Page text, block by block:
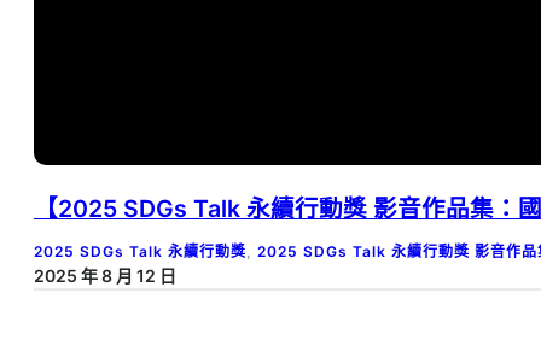
【2025 SDGs Talk 永續行動獎 影音作品集：
2025 SDGs Talk 永續行動獎, 2025 SDGs Talk 永續行動獎 影音作品
2025 年 8 月 12 日